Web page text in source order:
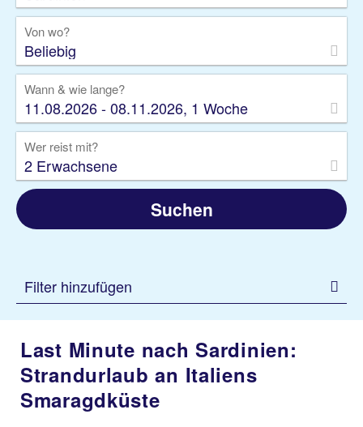
Gruppenreise
Camper Privattransfer
Von wo?
Beliebig
Wann & wie lange?
11.08.2026 - 08.11.2026, 1 Woche
Wer reist mit?
2 Erwachsene
Suchen
Filter hinzufügen
Last Minute nach Sardinien:
Strandurlaub an Italiens
Smaragdküste